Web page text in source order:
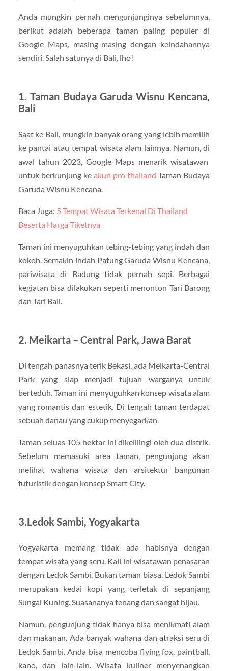
Anda mungkin pernah mengunjunginya sebelumnya,
berikut adalah beberapa taman paling populer di
Google Maps, masing-masing dengan keindahannya
sendiri. Salah satunya di Bali, lho!
1. Taman Budaya Garuda Wisnu Kencana,
Bali
Saat ke Bali, mungkin banyak orang yang lebih memilih
ke pantai atau tempat wisata alam lainnya. Namun, di
awal tahun 2023, Google Maps menarik wisatawan
untuk berkunjung ke akun pro thailand Taman Budaya
Garuda Wisnu Kencana.
Baca Juga: 5 Tempat Wisata Terkenal Di Thailand
Beserta Harga Tiketnya
Taman ini menyuguhkan tebing-tebing yang indah dan
kokoh. Semakin indah Patung Garuda Wisnu Kencana,
pariwisata di Badung tidak pernah sepi. Berbagai
kegiatan bisa dilakukan seperti menonton Tari Barong
dan Tari Bali.
2. Meikarta – Central Park, Jawa Barat
Di tengah panasnya terik Bekasi, ada Meikarta-Central
Park yang siap menjadi tujuan warganya untuk
berteduh. Taman ini menyuguhkan konsep wisata alam
yang romantis dan estetik. Di tengah taman terdapat
sebuah danau yang cukup menyegarkan.
Taman seluas 105 hektar ini dikelilingi oleh dua distrik.
Sebelum memasuki area taman, pengunjung akan
melihat wahana wisata dan arsitektur bangunan
futuristik dengan konsep Smart City.
3.Ledok Sambi, Yogyakarta
Yogyakarta memang tidak ada habisnya dengan
tempat wisata yang seru. Kali ini wisatawan penasaran
dengan Ledok Sambi. Bukan taman biasa, Ledok Sambi
merupakan kedai kopi yang terletak di sepanjang
Sungai Kuning. Suasananya tenang dan sangat hijau.
Namun, pengunjung tidak hanya bisa menikmati alam
dan makanan. Ada banyak wahana dan atraksi seru di
Ledok Sambi. Anda bisa mencoba flying fox, paintball,
kano, dan lain-lain. Wisata kuliner menyenangkan